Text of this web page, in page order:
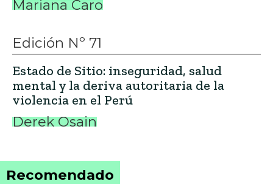
Mariana Caro
Edición Nº 71
Estado de Sitio: inseguridad, salud
mental y la deriva autoritaria de la
violencia en el Perú
Derek Osain
Recomendado